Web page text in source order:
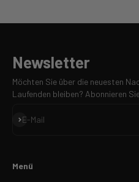
Newsletter
Möchten Sie über die neuesten
Laufenden bleiben? Abonnieren
E-Mail
Anmelden
Menü